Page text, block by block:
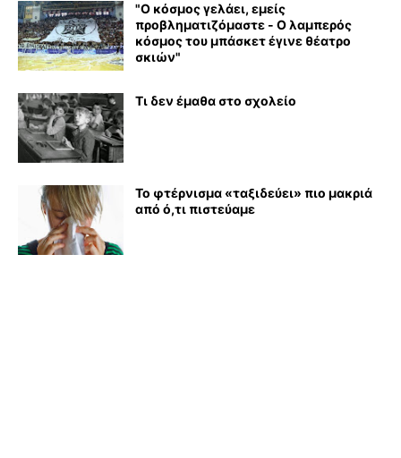
"Ο κόσμος γελάει, εμείς
προβληματιζόμαστε - Ο λαμπερός
κόσμος του μπάσκετ έγινε θέατρο
σκιών"
Τι δεν έμαθα στο σχολείο
Το φτέρνισμα «ταξιδεύει» πιο μακριά
από ό,τι πιστεύαμε